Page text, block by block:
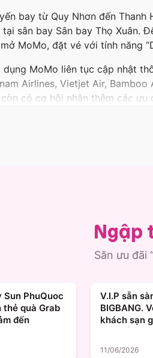
bay từ Quy Nhơn đến
tại sân bay Sân bay Thọ Xuân.
MoMo, đặt vé với tính năng
dụng MoMo liên tục cập nhật
Airlines, Vietjet Air,
có cơ hội nhận thêm các
Ngập
Săn ưu đãi
PhuQuoc
quà Grab
đến
V.I.P sẵn
BIGBANG.
khách sạn
11/06/2026